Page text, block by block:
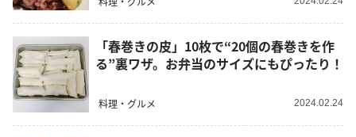
「春巻きの皮」10枚で“20個の春巻きを作
る”裏ワザ。お弁当のサイズにもぴったり！
料理・グルメ 2024.02.24